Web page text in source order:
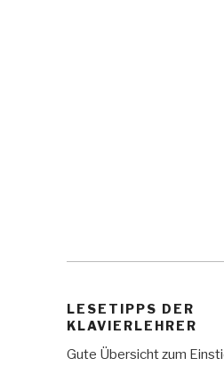
LESETIPPS DER
KLAVIERLEHRER
Gute Übersicht zum